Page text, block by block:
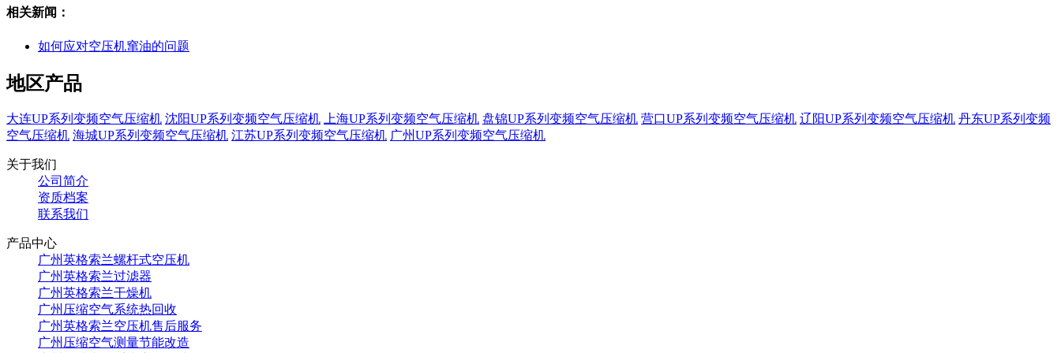
相关新闻：
如何应对空压机窜油的问题
地区产品
大连UP系列变频空气压缩机 沈阳UP系列变频空气压缩机 上海UP系列变频空气压缩机 盘锦UP系列变频空气压缩机 营口UP系列变频空气压缩机 辽阳UP系列变频空气压缩机 丹东UP系列变频
空气压缩机 海城UP系列变频空气压缩机 江苏UP系列变频空气压缩机 广州UP系列变频空气压缩机
关于我们
公司简介
资质档案
联系我们
产品中心
广州英格索兰螺杆式空压机
广州英格索兰过滤器
广州英格索兰干燥机
广州压缩空气系统热回收
广州英格索兰空压机售后服务
广州压缩空气测量节能改造